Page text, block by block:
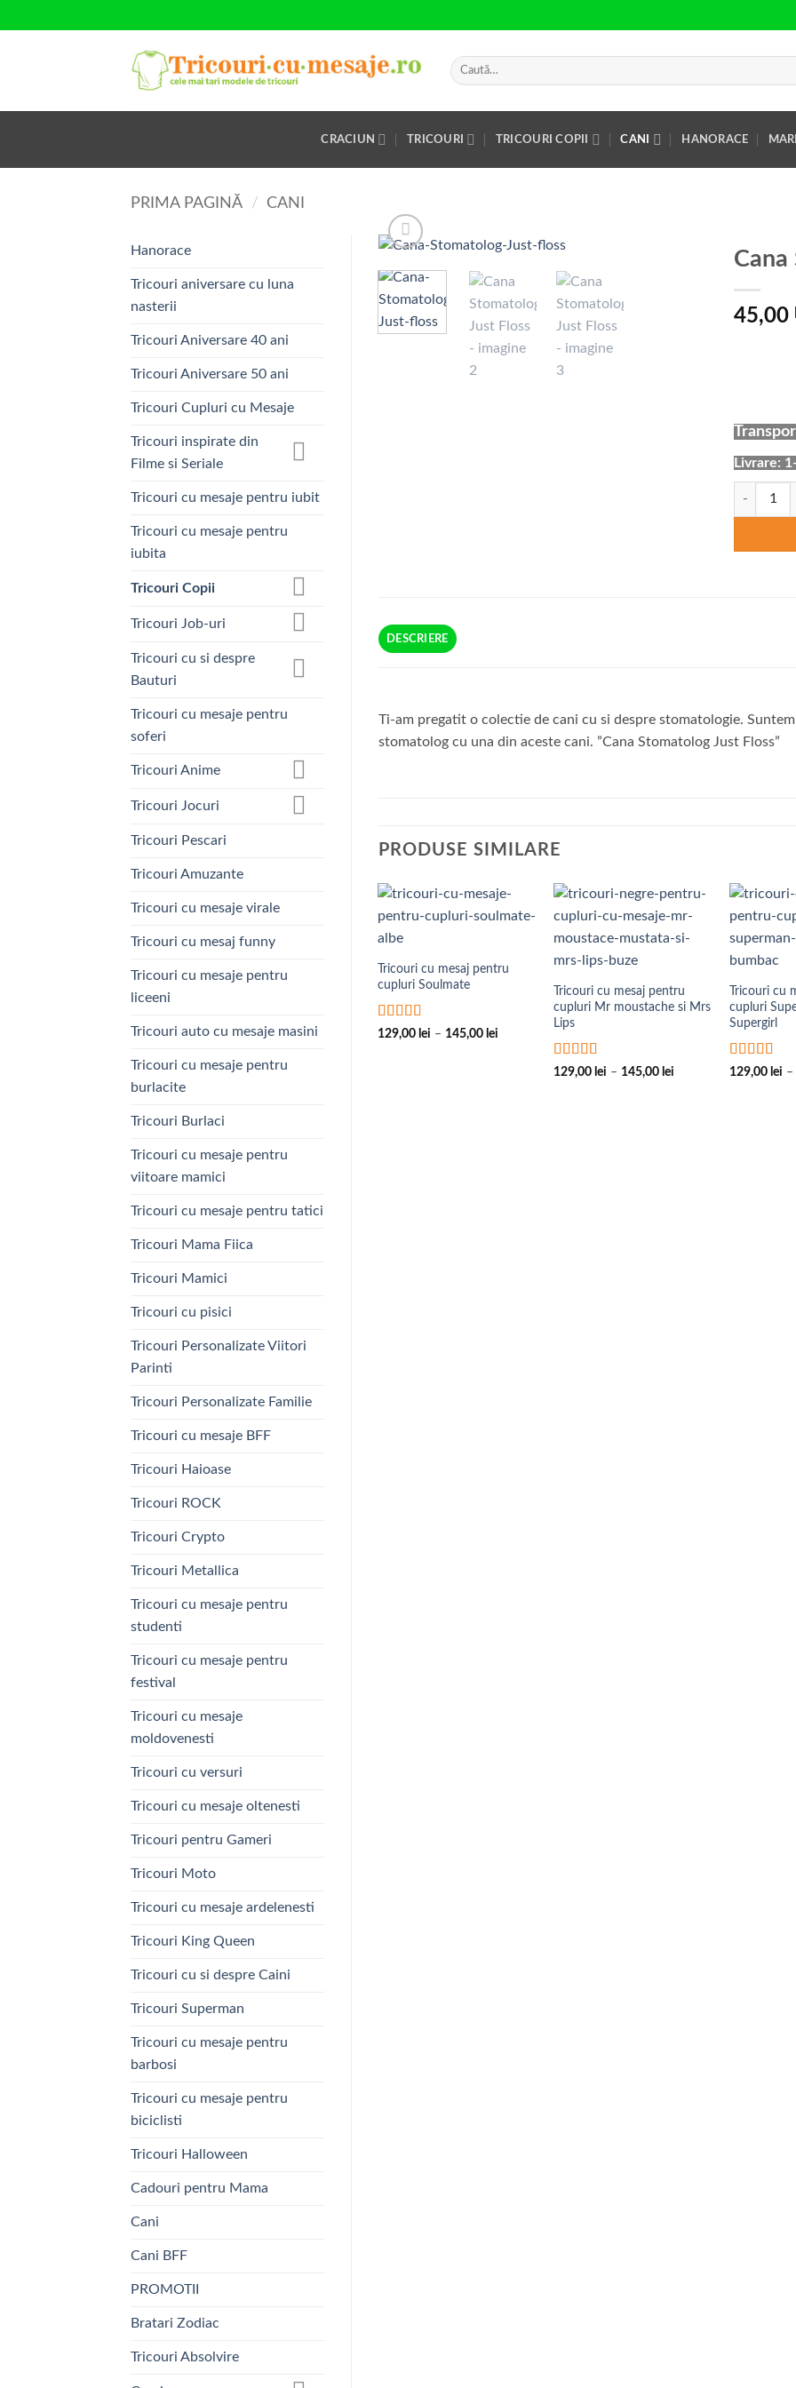
to
Caută
după:
CRACIUN TRICOURI TRICOURI COPII CANI HANORACE
PRIMA PAGINĂ / CANI
Hanorace
Tricouri aniversare cu luna
nasterii
Tricouri Aniversare 40 ani
Tricouri Aniversare 50 ani
Tricouri Cupluri cu Mesaje
Tricouri inspirate din
Filme si Seriale
Tricouri cu mesaje pentru iubit
Tricouri cu mesaje pentru
iubita
Tricouri Copii
Tricouri Job-uri
Tricouri cu si despre
Bauturi
Tricouri cu mesaje pentru
soferi
Tricouri Anime
Tricouri Jocuri
Tricouri Pescari
Tricouri Amuzante
Tricouri cu mesaje virale
Tricouri cu mesaj funny
Tricouri cu mesaje pentru
liceeni
Tricouri auto cu mesaje masini
Tricouri cu mesaje pentru
burlacite
Tricouri Burlaci
Tricouri cu mesaje pentru
viitoare mamici
Tricouri cu mesaje pentru tatici
Tricouri Mama Fiica
Tricouri Mamici
Tricouri cu pisici
Tricouri Personalizate Viitori
Parinti
Tricouri Personalizate Familie
Tricouri cu mesaje BFF
Tricouri Haioase
Tricouri ROCK
Tricouri Crypto
Tricouri Metallica
Tricouri cu mesaje pentru
studenti
Tricouri cu mesaje pentru
festival
Tricouri cu mesaje
moldovenesti
Tricouri cu versuri
Tricouri cu mesaje oltenesti
Tricouri pentru Gameri
Tricouri Moto
Tricouri cu mesaje ardelenesti
Tricouri King Queen
Tricouri cu si despre Caini
Tricouri Superman
Tricouri cu mesaje pentru
barbosi
Tricouri cu mesaje pentru
biciclisti
Tricouri Halloween
Cadouri pentru Mama
Cani
Cani BFF
PROMOTII
Bratari Zodiac
Tricouri Absolvire
45,00
Livrare:
Cantitate
DESCRIERE
Ti-am pregatit o colectie de cani cu si despre stomatologie.
stomatolog cu una din aceste cani. ”Cana Stomatolog Just Floss”
PRODUSE SIMILARE
Tricouri cu mesaj pentru
cupluri Soulmate
Evaluat la5
129,00 lei – 145,00 lei
Add to
Wishlist
Tricouri cu mesaj pentru
cupluri Mr moustache si Mrs
Lips
Evaluat la5
129,00 lei – 145,00 lei
Tricouri cu
cupluri
Supergirl
Evaluat la5
129,00 lei –